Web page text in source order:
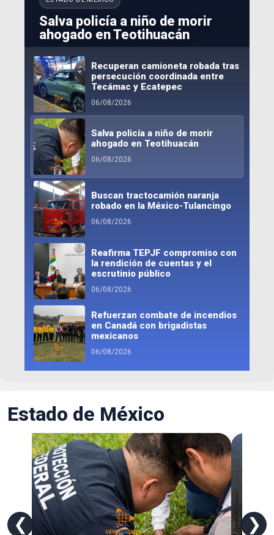
Recuperan camioneta robada
tras persecución coordinada
entre Tecámac y Ecatepec
06/08/2026
Salva policía a niño de morir
ahogado en Teotihuacán
Buscan tractocamión naranja
robado en la México-
Tulancingo
06/08/2026
Reafirma TEPJF compromiso
con la rendición de cuentas y el
escrutinio público
06/08/2026
Refuerzan combate de
incendios en Canadá con
brigadistas mexicanos
06/08/2026
Recuperan camioneta robada tras
persecución coordinada entre
Tecámac y Ecatepec
06/08/2026
Salva policía a niño de morir
ahogado en Teotihuacán
06/08/2026
Buscan tractocamión naranja
robado en la México-Tulancingo
06/08/2026
Reafirma TEPJF compromiso con
la rendición de cuentas y el
escrutinio público
06/08/2026
Refuerzan combate de incendios
en Canadá con brigadistas
mexicanos
06/08/2026
Estado de México
❮ ❯